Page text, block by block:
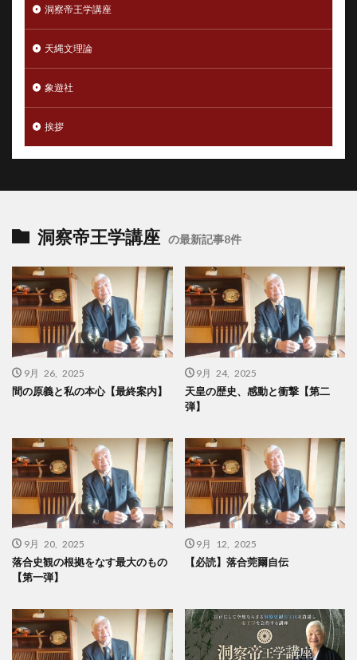
洞察帝王学講座
天縄文理論
象遊社
挨拶
洞察帝王学講座 の最新記事8件
9月 26, 2025
間の原義と私の本心【最終案内】
9月 24, 2025
天皇の歴史、感動と衝撃【第二
弾】
9月 20, 2025
落合史観の根拠をなす最大のもの
【第一弾】
9月 12, 2025
【必読】落合莞爾自伝